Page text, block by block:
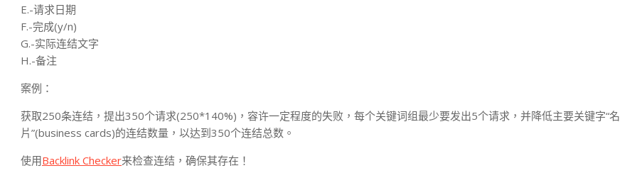
E.-请求日期
F.-完成(y/n)
G.-实际连结文字
H.-备注
案例：
获取250条连结，提出350个请求(250*140%)，容许一定程度的失败，每个关键词组最少要发出5个请求，并降低主要关键字“名
片”(business cards)的连结数量，以达到350个连结总数。
使用Backlink Checker来检查连结，确保其存在！